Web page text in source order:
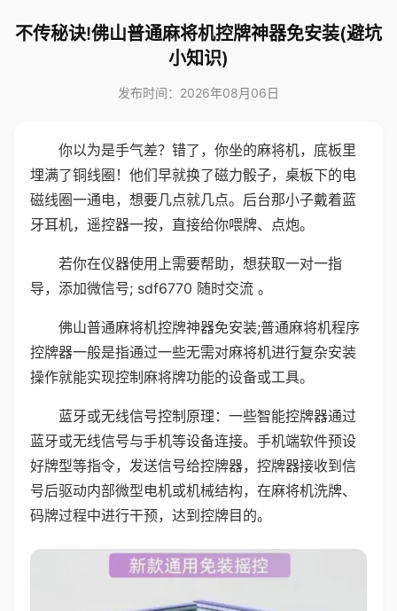
不传秘诀!佛山普通麻将机控牌神器免安装(避坑
小知识)
发布时间：2026年08月06日
你以为是手气差？错了，你坐的麻将机，底板里
埋满了铜线圈！他们早就换了磁力骰子，桌板下的电
磁线圈一通电，想要几点就几点。后台那小子戴着蓝
牙耳机，遥控器一按，直接给你喂牌、点炮。
若你在仪器使用上需要帮助，想获取一对一指
导，添加微信号; sdf6770 随时交流 。
佛山普通麻将机控牌神器免安装;普通麻将机程序
控牌器一般是指通过一些无需对麻将机进行复杂安装
操作就能实现控制麻将牌功能的设备或工具。
蓝牙或无线信号控制原理：一些智能控牌器通过
蓝牙或无线信号与手机等设备连接。手机端软件预设
好牌型等指令，发送信号给控牌器，控牌器接收到信
号后驱动内部微型电机或机械结构，在麻将机洗牌、
码牌过程中进行干预，达到控牌目的。